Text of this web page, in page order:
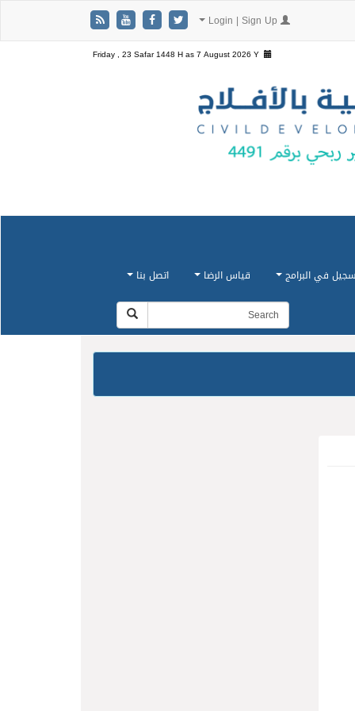
Friday , 23 Safar 1448 H as7 August 2026 Y
في البرامج قياس الرضا اتصل بنا